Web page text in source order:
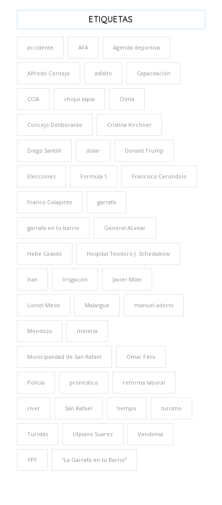
ETIQUETAS
accidente AFA Agenda deportiva
Alfredo Cornejo asfalto Capacitación
CCIA chiqui tapia Clima
Concejo Deliberante Cristina Kirchner
Diego Santilli dolar Donald Trump
Elecciones Formula 1 Francisco Cerúndolo
Franco Colapinto garrafa
garrafa en tu barrio General ALvear
Hebe Casado Hospital Teodoro J. Schestakow
Iran Irrigación Javier Milei
Lionel Messi Malargüe manuel adorni
Mendoza minería
Municipalidad de San Rafael Omar Félix
Policía pronóstico reforma laboral
river San Rafael tiempo turismo
Turistas Ulpiano Suarez Vendimia
YPF “La Garrafa en tu Barrio”